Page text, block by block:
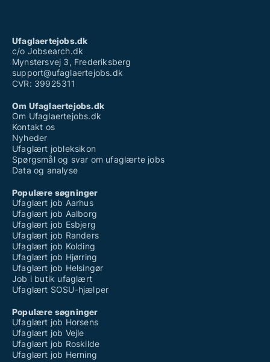
Ufaglært job vesthimmerland
Ufaglært plejehjem
Ufaglaertejobs.dk
c/o Jobsearch.dk
Mynstersvej 3, Frederiksberg
support@ufaglaertejobs.dk
CVR: 39925311
Om Ufaglaertejobs.dk
Om Ufaglaertejobs.dk
Kontakt os
Nyheder
Ufaglært jobleksikon
Spørgsmål og svar om ufaglærte jobs
Data og analyse
Populære søgninger
Ufaglært job Aarhus
Ufaglært job Aalborg
Ufaglært job Esbjerg
Ufaglært job Randers
Ufaglært job Kolding
Ufaglært job Hjørring
Ufaglært job Helsingør
Job i butik ufaglært
Ufaglært SOSU-hjælper
Populære søgninger
Ufaglært job Horsens
Ufaglært job Vejle
Ufaglært job Roskilde
Ufaglært job Herning